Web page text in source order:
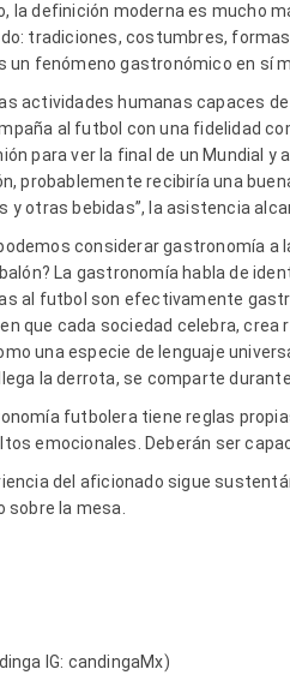
la definición moderna es mucho
tradiciones, costumbres,
un fenómeno gastronómico en sí
actividades humanas capaces
al futbol con una fidelidad
para ver la final de un Mundial
probablemente recibiría una
y otras bebidas”, la asistencia
considerar gastronomía
La gastronomía habla de
al futbol son efectivamente
que cada sociedad celebra,
una especie de lenguaje
la derrota, se comparte
futbolera tiene reglas
emocionales. Deberán ser
del aficionado sigue
sobre la mesa.
IG: candingaMx)